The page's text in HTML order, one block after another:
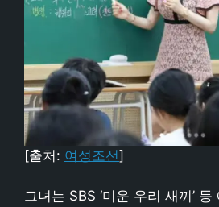
[출처: 여성조선]
그녀는 SBS ‘미운 우리 새끼’